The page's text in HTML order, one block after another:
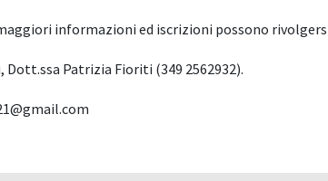
informazioni ed iscrizioni possono
Patrizia Fioriti (349 2562932).